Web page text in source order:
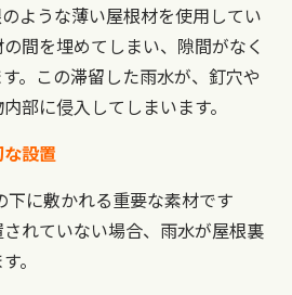
ような薄い屋根材を使用してい
間を埋めてしまい、隙間がなく
。この滞留した雨水が、釘穴や
部に侵入してしまいます。
設置
下に敷かれる重要な素材です
れていない場合、雨水が屋根裏
。